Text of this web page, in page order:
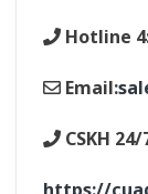
Hotline
Email:
CSKH
https://